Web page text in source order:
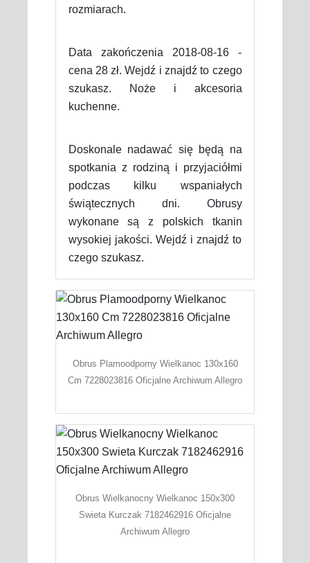
rozmiarach.
Data zakończenia 2018-08-16 -
cena 28 zł. Wejdź i znajdź to czego
szukasz. Noże i akcesoria
kuchenne.
Doskonale nadawać się będą na
spotkania z rodziną i przyjaciółmi
podczas kilku wspaniałych
świątecznych dni. Obrusy
wykonane są z polskich tkanin
wysokiej jakości. Wejdź i znajdź to
czego szukasz.
Obrus Plamoodporny Wielkanoc 130x160
Cm 7228023816 Oficjalne Archiwum Allegro
Obrus Wielkanocny Wielkanoc 150x300
Swieta Kurczak 7182462916 Oficjalne
Archiwum Allegro